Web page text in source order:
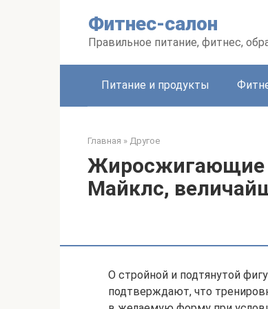
Фитнес-салон
Правильное питание, фитнес,
Питание и продукты
Главная » Другое
Жиросжигающие
Майклс,
О стройной и подтянутой
подтверждают, что